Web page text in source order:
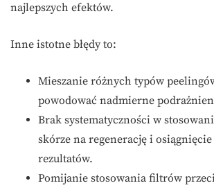
najlepszych efektów.
Inne istotne błędy to:
Mieszanie różnych typów
powodować nadmierne
Brak systematyczności w
skórze na regenerację i
rezultatów.
Pomijanie stosowania filtrów